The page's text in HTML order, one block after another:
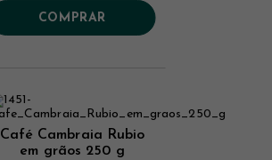
COMPRAR
Café Cambraia Rubio
em grãos 250 g